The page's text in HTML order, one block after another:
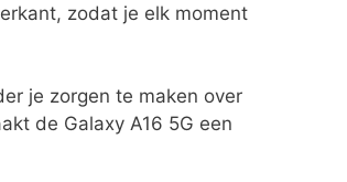
zodat je elk moment
je zorgen te maken over
de Galaxy A16 5G een